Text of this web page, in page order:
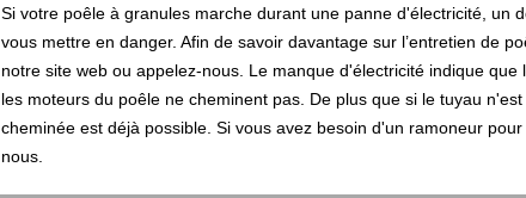
Si votre poêle à granules marche durant une panne d'électricité, un
vous mettre en danger. Afin de savoir davantage sur l’entretien de
notre site web ou appelez-nous. Le manque d'électricité indique
les moteurs du poêle ne cheminent pas. De plus que si le tuyau
cheminée est déjà possible. Si vous avez besoin d'un ramoneur
nous.